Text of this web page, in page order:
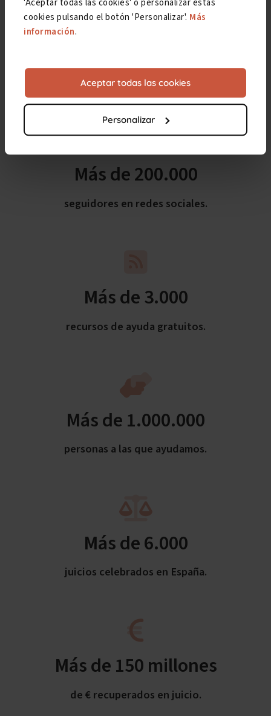
'Aceptar todas las cookies' o personalizar estas
cookies pulsando el botón 'Personalizar'. Más
información.
Aceptar todas las cookies
Personalizar
de visitas a nuestra web.
Más de 200.000
seguidores en redes sociales.
Más de 3.000
recursos de ayuda gratuitos.
Más de 1.000.000
personas a las que ayudamos.
Más de 6.000
juicios celebrados en España.
Más de 150 millones
de € recuperados en juicio.